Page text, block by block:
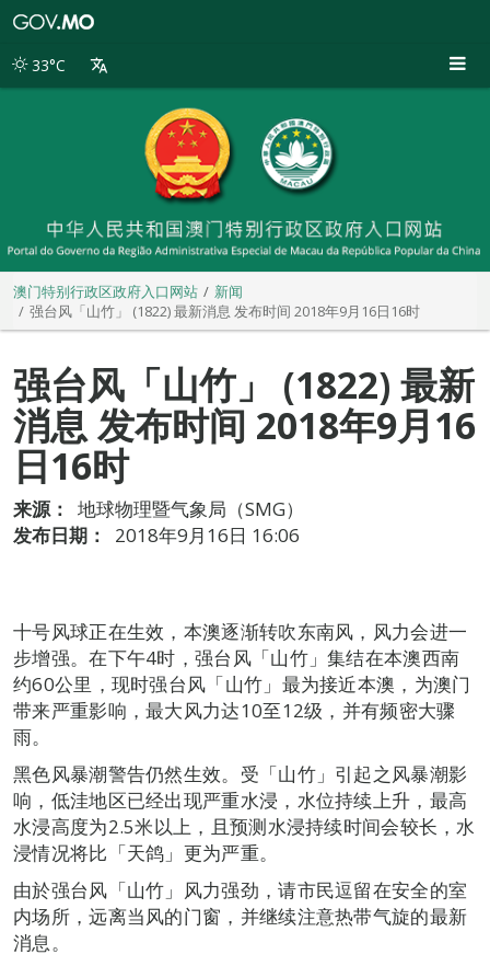
别
33°C
澳门特别行政区政府入口网站
新闻
强台风「山竹」 (1822) 最新消息 发布时间 2018年9月16日16时
强台风「山竹」 (1822) 最新
消息 发布时间 2018年9月16
日16时
来源：
地球物理暨气象局（SMG）
发布日期：
2018年9月16日 16:06
十号风球正在生效，本澳逐渐转吹东南风，风力会进一
步增强。在下午4时，强台风「山竹」集结在本澳西南
约60公里，现时强台风「山竹」最为接近本澳，为澳门
带来严重影响，最大风力达10至12级，并有频密大骤
雨。
黑色风暴潮警告仍然生效。受「山竹」引起之风暴潮影
响，低洼地区已经出现严重水浸，水位持续上升，最高
水浸高度为2.5米以上，且预测水浸持续时间会较长，水
浸情况将比「天鸽」更为严重。
由於强台风「山竹」风力强劲，请市民逗留在安全的室
内场所，远离当风的门窗，并继续注意热带气旋的最新
消息。